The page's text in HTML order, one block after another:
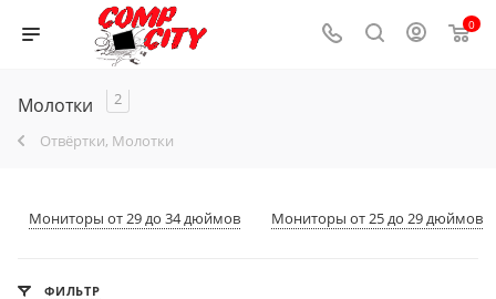
0
Молотки 2
Отвёртки, Молотки
Мониторы от 29 до 34 дюймов Мониторы от 25 до 29 дюймов
ФИЛЬТР